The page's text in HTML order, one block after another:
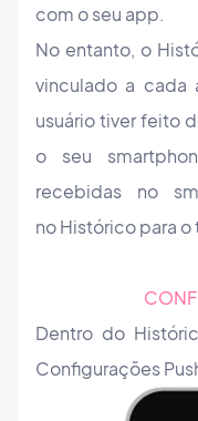
com o seu app.
No entanto, o
vinculado a cada
usuário tiver feito
o seu
recebidas no
no Histórico para
Dentro do
Configurações